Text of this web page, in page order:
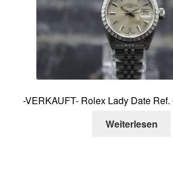
-VERKAUFT- Rolex Lady Date
Weiterlesen